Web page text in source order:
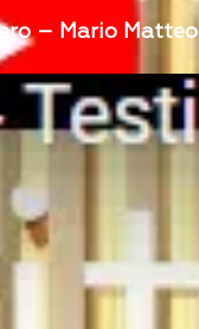
– Mario Matteo